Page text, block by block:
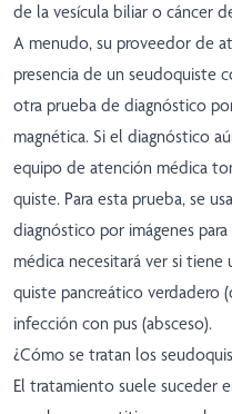
de la vesícula biliar o cáncer
A menudo, su proveedor de
presencia de un seudoquiste
otra prueba de diagnóstico
magnética. Si el diagnóstico
equipo de atención médica
quiste. Para esta prueba, se
diagnóstico por imágenes
médica necesitará ver si
quiste pancreático verdadero
infección con pus (absceso).
¿Cómo se tratan los
El tratamiento suele suceder